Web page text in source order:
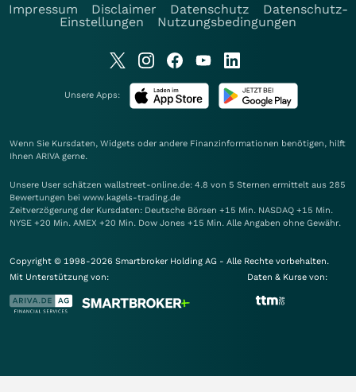
Impressum
Disclaimer Datenschutz
Datenschutz-
Einstellungen
Nutzungsbedingungen
Unsere Apps:
Wenn Sie Kursdaten, Widgets oder andere Finanzinformationen benötigen, hilft
Ihnen ARIVA gerne.
Unsere User schätzen wallstreet-online.de: 4.8 von 5 Sternen ermittelt aus 285
Bewertungen bei www.kagels-trading.de
Zeitverzögerung der Kursdaten: Deutsche Börsen +15 Min. NASDAQ +15 Min.
NYSE +20 Min. AMEX +20 Min. Dow Jones +15 Min. Alle Angaben ohne Gewähr.
Copyright © 1998-2026 Smartbroker Holding AG - Alle Rechte vorbehalten.
Mit Unterstützung von:
Daten & Kurse von: